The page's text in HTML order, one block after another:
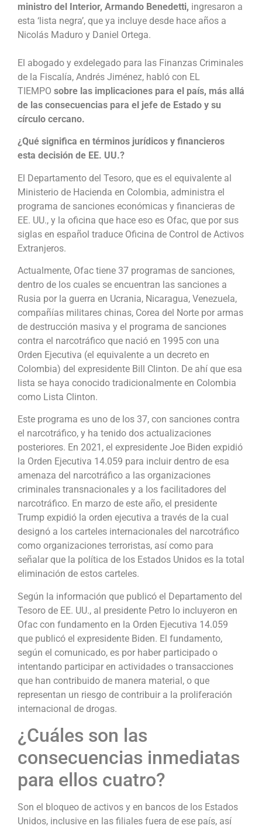
ministro del Interior, Armando Benedetti, ingresaron a
esta ‘lista negra’, que ya incluye desde hace años a
Nicolás Maduro y Daniel Ortega.
El abogado y exdelegado para las Finanzas Criminales
de la Fiscalía, Andrés Jiménez, habló con EL
TIEMPO sobre las implicaciones para el país, más allá
de las consecuencias para el jefe de Estado y su
círculo cercano.
¿Qué significa en términos jurídicos y financieros
esta decisión de EE. UU.?
El Departamento del Tesoro, que es el equivalente al
Ministerio de Hacienda en Colombia, administra el
programa de sanciones económicas y financieras de
EE. UU., y la oficina que hace eso es Ofac, que por sus
siglas en español traduce Oficina de Control de Activos
Extranjeros.
Actualmente, Ofac tiene 37 programas de sanciones,
dentro de los cuales se encuentran las sanciones a
Rusia por la guerra en Ucrania, Nicaragua, Venezuela,
compañías militares chinas, Corea del Norte por armas
de destrucción masiva y el programa de sanciones
contra el narcotráfico que nació en 1995 con una
Orden Ejecutiva (el equivalente a un decreto en
Colombia) del expresidente Bill Clinton. De ahí que esa
lista se haya conocido tradicionalmente en Colombia
como Lista Clinton.
Este programa es uno de los 37, con sanciones contra
el narcotráfico, y ha tenido dos actualizaciones
posteriores. En 2021, el expresidente Joe Biden expidió
la Orden Ejecutiva 14.059 para incluir dentro de esa
amenaza del narcotráfico a las organizaciones
criminales transnacionales y a los facilitadores del
narcotráfico. En marzo de este año, el presidente
Trump expidió la orden ejecutiva a través de la cual
designó a los carteles internacionales del narcotráfico
como organizaciones terroristas, así como para
señalar que la política de los Estados Unidos es la total
eliminación de estos carteles.
Según la información que publicó el Departamento del
Tesoro de EE. UU., al presidente Petro lo incluyeron en
Ofac con fundamento en la Orden Ejecutiva 14.059
que publicó el expresidente Biden. El fundamento,
según el comunicado, es por haber participado o
intentando participar en actividades o transacciones
que han contribuido de manera material, o que
representan un riesgo de contribuir a la proliferación
internacional de drogas.
¿Cuáles son las
consecuencias inmediatas
para ellos cuatro?
Son el bloqueo de activos y en bancos de los Estados
Unidos, inclusive en las filiales fuera de ese país, así